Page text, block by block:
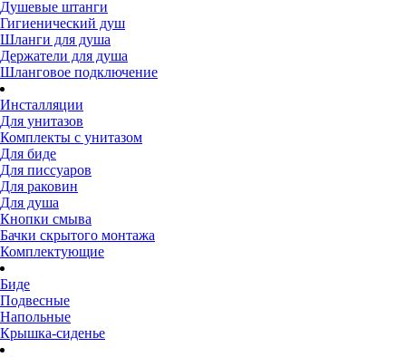
Душевые штанги
Гигиенический душ
Шланги для душа
Держатели для душа
Шланговое подключение
Инсталляции
Для унитазов
Комплекты с унитазом
Для биде
Для писсуаров
Для раковин
Для душа
Кнопки смыва
Бачки скрытого монтажа
Комплектующие
Биде
Подвесные
Напольные
Крышка-сиденье